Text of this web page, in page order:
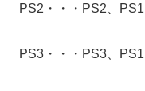
PS2・・・PS2、PS1
PS3・・・PS3、